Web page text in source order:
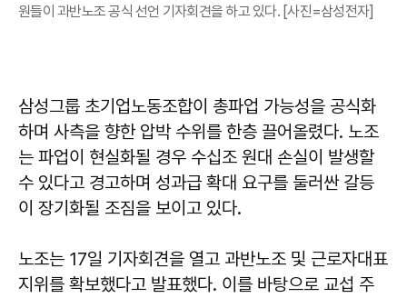
원들이 과반노조 공식 선언 기자회견을 하고 있다. [사진=삼성전자]
삼성그룹 초기업노동조합이 총파업 가능성을 공식화
하며 사측을 향한 압박 수위를 한층 끌어올렸다. 노조
는 파업이 현실화될 경우 수십조 원대 손실이 발생할
수 있다고 경고하며 성과급 확대 요구를 둘러싼 갈등
이 장기화될 조짐을 보이고 있다.
노조는 17일 기자회견을 열고 과반노조 및 근로자대표
지위를 확보했다고 발표했다. 이를 바탕으로 교섭 주